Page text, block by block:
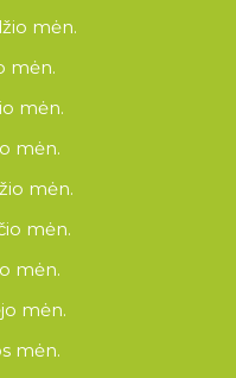
mėn.
mėn.
mėn.
mėn.
mėn.
mėn.
mėn.
mėn.
mėn.